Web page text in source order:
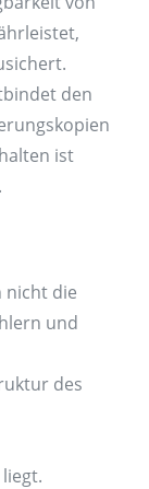
den
ist
nicht die
und
des